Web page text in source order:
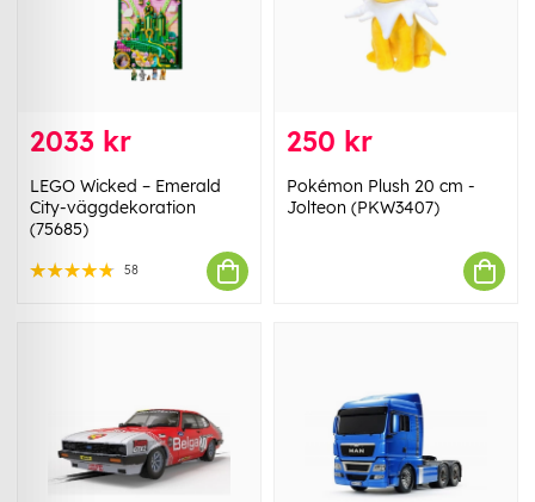
2033 kr
LEGO Wicked – Emerald
City-väggdekoration
(75685)
58
250 kr
Pokémon Plush 20 cm -
Jolteon (PKW3407)